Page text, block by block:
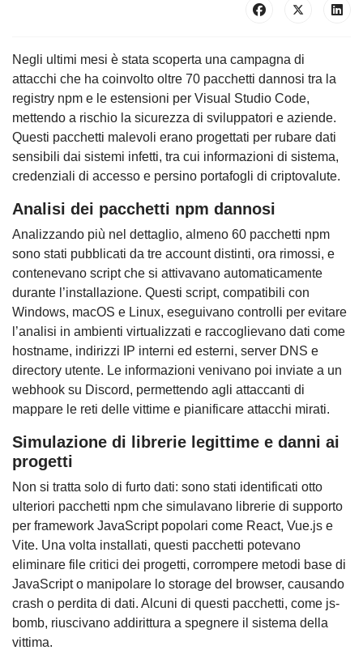
Negli ultimi mesi è stata scoperta una campagna di
attacchi che ha coinvolto oltre 70 pacchetti dannosi tra la
registry npm e le estensioni per Visual Studio Code,
mettendo a rischio la sicurezza di sviluppatori e aziende.
Questi pacchetti malevoli erano progettati per rubare dati
sensibili dai sistemi infetti, tra cui informazioni di sistema,
credenziali di accesso e persino portafogli di criptovalute.
Analisi dei pacchetti npm dannosi
Analizzando più nel dettaglio, almeno 60 pacchetti npm
sono stati pubblicati da tre account distinti, ora rimossi, e
contenevano script che si attivavano automaticamente
durante l’installazione. Questi script, compatibili con
Windows, macOS e Linux, eseguivano controlli per evitare
l’analisi in ambienti virtualizzati e raccoglievano dati come
hostname, indirizzi IP interni ed esterni, server DNS e
directory utente. Le informazioni venivano poi inviate a un
webhook su Discord, permettendo agli attaccanti di
mappare le reti delle vittime e pianificare attacchi mirati.
Simulazione di librerie legittime e danni ai
progetti
Non si tratta solo di furto dati: sono stati identificati otto
ulteriori pacchetti npm che simulavano librerie di supporto
per framework JavaScript popolari come React, Vue.js e
Vite. Una volta installati, questi pacchetti potevano
eliminare file critici dei progetti, corrompere metodi base di
JavaScript o manipolare lo storage del browser, causando
crash o perdita di dati. Alcuni di questi pacchetti, come js-
bomb, riuscivano addirittura a spegnere il sistema della
vittima.